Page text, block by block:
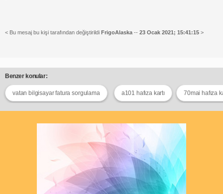
< Bu mesaj bu kişi tarafından değiştirildi FrigoAlaska -- 23 Ocak 2021; 15:41:15 >
Benzer konular:
vatan bilgisayar fatura sorgulama a101 hafıza kartı 70mai hafıza